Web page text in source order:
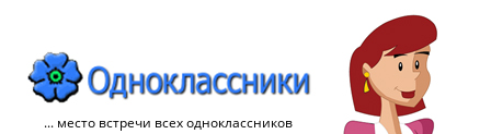
... место встречи всех одноклассников